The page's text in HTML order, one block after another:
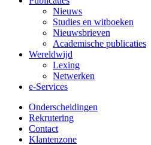
Nieuws
Studies en witboeken
Nieuwsbrieven
Academische publicaties
Wereldwijd
Lexing
Netwerken
e-Services
Onderscheidingen
Rekrutering
Contact
Klantenzone